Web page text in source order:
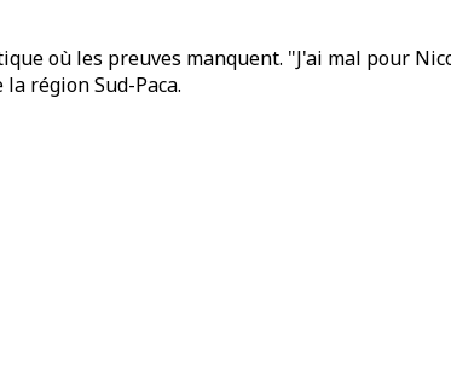
où les preuves manquent. "J'ai mal pour
région Sud-Paca.